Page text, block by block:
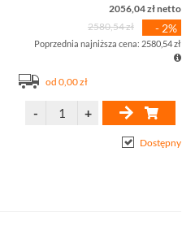
2056,04 zł netto
2580,54 zł
- 2%
Poprzednia najniższa cena: 2580,54 zł
od 0,00 zł
Dostępny